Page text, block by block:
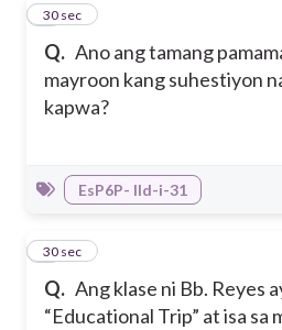
Q. Ano ang tamang
mayroon kang suhestiyon
kapwa?
5
30 sec
EsP6P- IId-i-31
Q. Ang klase ni Bb. Reyes
“Educational Trip” at isa sa
6
30 sec